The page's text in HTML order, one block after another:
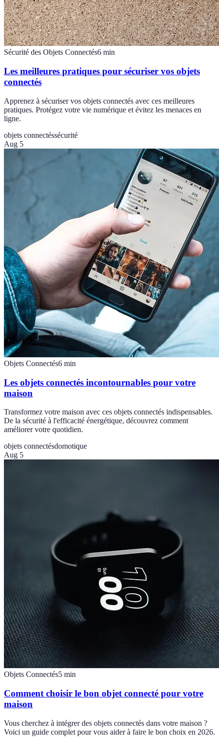
Sécurité des Objets Connectés6 min
Les meilleures pratiques pour sécuriser vos objets
connectés
Apprenez à sécuriser vos objets connectés avec ces meilleures
pratiques. Protégez votre vie numérique et évitez les menaces en
ligne.
objets connectéssécurité
Aug 5
Objets Connectés6 min
Les objets connectés incontournables pour votre
maison
Transformez votre maison avec ces objets connectés indispensables.
De la sécurité à l'efficacité énergétique, découvrez comment
améliorer votre quotidien.
objets connectésdomotique
Aug 5
Objets Connectés5 min
Comment choisir le bon objet connecté pour votre
maison
Vous cherchez à intégrer des objets connectés dans votre maison ?
Voici un guide complet pour vous aider à faire le bon choix en 2026.